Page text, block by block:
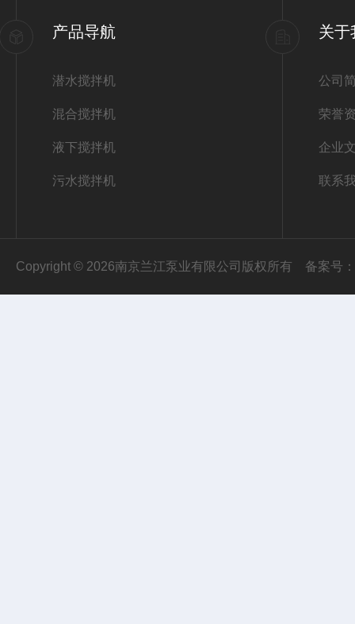
产品导航
潜水搅拌机
混合搅拌机
液下搅拌机
污水搅拌机
关于
公司
荣誉
企业
联系
Copyright © 2026南京兰江泵业有限公司版权所有 备案号